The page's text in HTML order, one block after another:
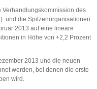
Verhandlungskommission des
und die Spitzenorganisationen
2013 auf eine lineare
in Höhe von +2,2 Prozent
2013 und die neuen
werden, bei denen die erste
wird.